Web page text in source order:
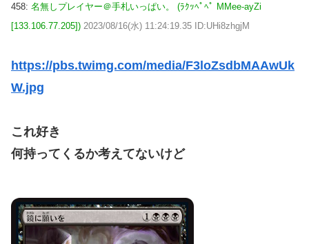
458: 名無しプレイヤー＠手札いっぱい。 (ﾗｸｯﾍﾟﾍﾟ MMee-ayZi
[133.106.77.205]) 2023/08/16(水) 11:24:19.35 ID:UHi8zhgjM
https://pbs.twimg.com/media/F3loZsdbMAAwUk
W.jpg
これ好き
何持ってくるか考えてないけど